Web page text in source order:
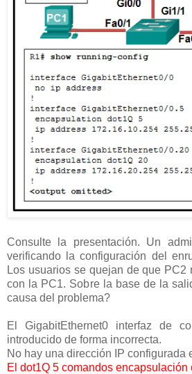
Consulte la presentación. Un
verificando la configuración del
Los usuarios se quejan de que PC2
con la PC1. Sobre la base de la
causa del problema?
El GigabitEthernet0 interfaz de
introducido de forma incorrecta.
No hay una dirección IP configurada
El dot1Q 5 comandos